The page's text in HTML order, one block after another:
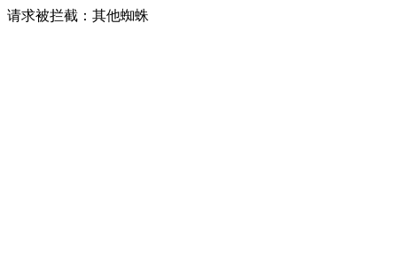
请求被拦截：其他蜘蛛